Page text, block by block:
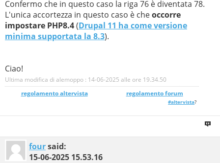
Confermo che in questo caso la riga 76 è diventata 78.
L'unica accortezza in questo caso è cheoccorre
impostare PHP8.4(Drupal 11 ha come versione
minima supportata la 8.3).
Ciao!
Ultima modifica di alemoppo : 14-06-2025 alle ore 19.34.50
regolamento altervista_______________ regolamento forum
#altervista?
foursaid:
15-06-2025 15.53.16